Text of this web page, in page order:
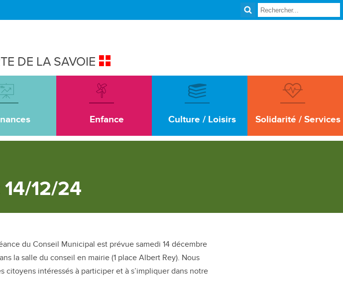
DE LA SAVOIE
Enfance Culture / Loisirs Solidarité / Services
14/12/24
du Conseil Municipal est prévue samedi 14 décembre
la salle du conseil en mairie (1 place Albert Rey). Nous
citoyens intéressés à participer et à s’impliquer dans notre